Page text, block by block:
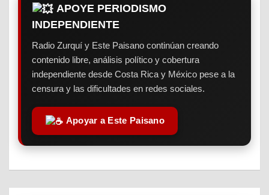
APOYE PERIODISMO
INDEPENDIENTE
Radio Zurquí y Este Paisano continúan creando
contenido libre, análisis político y cobertura
independiente desde Costa Rica y México pese a la
censura y las dificultades en redes sociales.
Apoyar a Este Paisano